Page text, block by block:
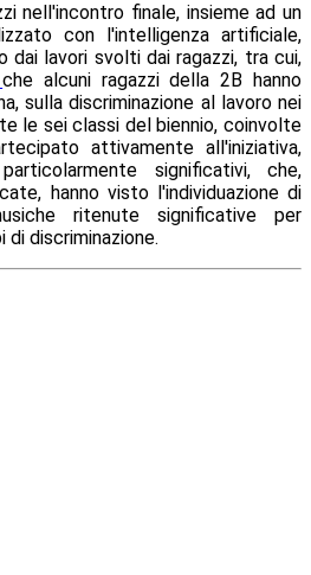
nell'incontro finale, insieme ad un
con l'intelligenza artificiale,
dai lavori svolti dai ragazzi, tra cui,
che alcuni ragazzi della 2B hanno
sulla discriminazione al lavoro nei
le sei classi del biennio, coinvolte
attivamente all'iniziativa,
significativi, che,
hanno visto l'individuazione di
ritenute significative per
di discriminazione.